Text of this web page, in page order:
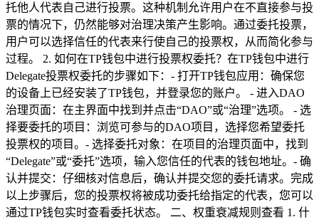
托他人代表自己进行投票。这种机制允许用户在不直接参与投
票的情况下，仍然能够对治理决策产生影响。通过委托投票，
用户可以选择信任的代表来行使自己的投票权，从而简化参与
过程。 2. 如何在TP钱包中进行投票权委托？在TP钱包中进行
Delegate投票权委托的步骤如下：- 打开TP钱包应用：确保您
的设备上已经安装了TP钱包，并登录您的账户。 - 进入DAO
治理页面：在主界面中找到并点击“DAO”或“治理”选项。 - 选
择要委托的项目：浏览可参与的DAO项目，选择您希望委托
投票权的项目。- 选择委托对象：在项目的治理页面中，找到
“Delegate”或“委托”选项，输入您信任的代表的钱包地址。- 确
认并提交：仔细核对信息后，确认并提交您的委托请求。完成
以上步骤后，您的投票权将被成功委托给指定的代表，您可以
通过TP钱包实时查看委托状态。 二、权重衰减规则查看 1. 什